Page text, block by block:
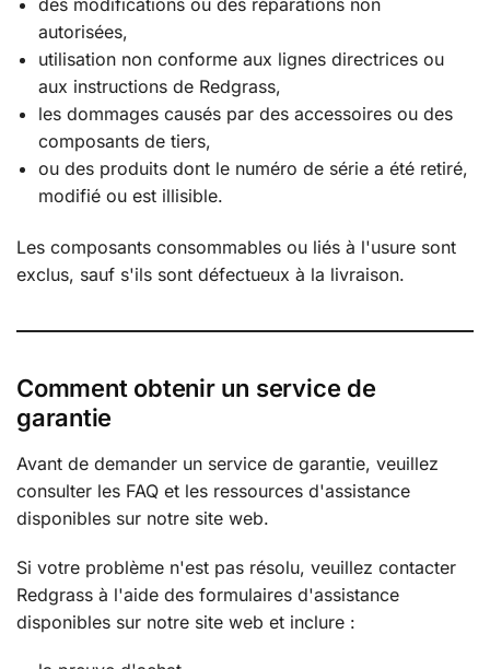
autorisées,
utilisation non conforme aux lignes directrices ou
aux instructions de Redgrass,
les dommages causés par des accessoires ou des
composants de tiers,
ou des produits dont le numéro de série a été retiré,
modifié ou est illisible.
Les composants consommables ou liés à l'usure sont
exclus, sauf s'ils sont défectueux à la livraison.
Comment obtenir un service de
garantie
Avant de demander un service de garantie, veuillez
consulter les FAQ et les ressources d'assistance
disponibles sur notre site web.
Si votre problème n'est pas résolu, veuillez contacter
Redgrass à l'aide des formulaires d'assistance
disponibles sur notre site web et inclure :